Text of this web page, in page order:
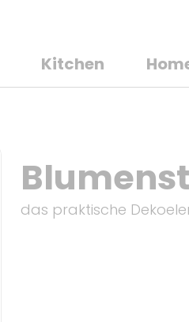
Kitchen
das praktische